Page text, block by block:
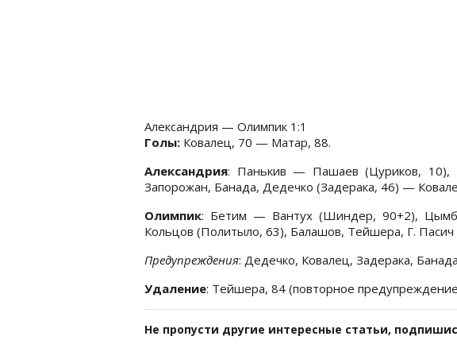
Александрия — Олимпик 1:1
Голы: Ковалец, 70 — Матар, 88.
Александрия: Панькив — Пашаев (Цуриков, 10),
Запорожан, Банада, Дедечко (Задерака, 46) —
Олимпик: Бетим — Вантух (Шиндер, 90+2),
Кольцов (Политыло, 63), Балашов, Тейшера, Г.
Предупреждения: Дедечко, Ковалец, Задерака,
Удаление: Тейшера, 84 (повторное
Не пропусти другие интересные статьи,